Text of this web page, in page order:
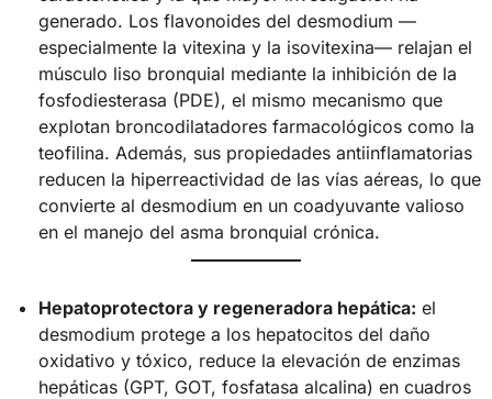
generado. Los flavonoides del desmodium —
especialmente la vitexina y la isovitexina— relajan el
músculo liso bronquial mediante la inhibición de la
fosfodiesterasa (PDE), el mismo mecanismo que
explotan broncodilatadores farmacológicos como la
teofilina. Además, sus propiedades antiinflamatorias
reducen la hiperreactividad de las vías aéreas, lo que
convierte al desmodium en un coadyuvante valioso
en el manejo del asma bronquial crónica.
Hepatoprotectora y regeneradora hepática: el
desmodium protege a los hepatocitos del daño
oxidativo y tóxico, reduce la elevación de enzimas
hepáticas (GPT, GOT, fosfatasa alcalina) en cuadros